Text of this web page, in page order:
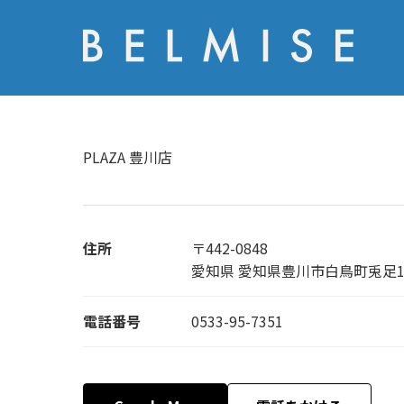
PLAZA 豊川店
住所
〒442-0848
愛知県 愛知県豊川市白鳥町兎
電話番号 0533-95-7351